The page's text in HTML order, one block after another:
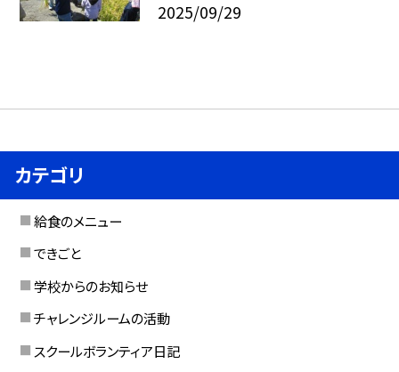
2025/09/29
カテゴリ
給食のメニュー
できごと
学校からのお知らせ
チャレンジルームの活動
スクールボランティア日記